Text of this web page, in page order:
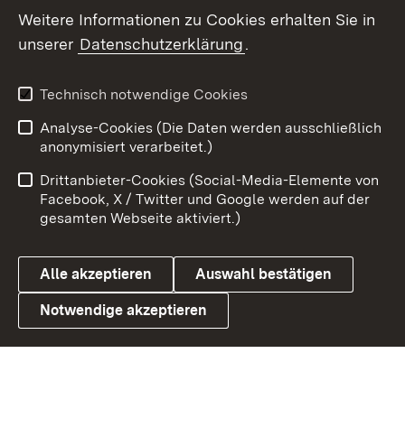
Social Wall
X / Twitter
Youtube
Link zum Landesportal
Benutzungshinweise
Barrierefreiheit
Datenschutz
Cookies
Weitere Informationen zu Cookies erhalten Sie in
unserer Datenschutzerklärung.
Technisch notwendige Cookies
Analyse-Cookies (Die Daten werden ausschließlich
anonymisiert verarbeitet.)
Drittanbieter-Cookies (Social-Media-Elemente von
Facebook, X / Twitter und Google werden auf der
gesamten Webseite aktiviert.)
Alle akzeptieren Auswahl bestätigen
Notwendige akzeptieren